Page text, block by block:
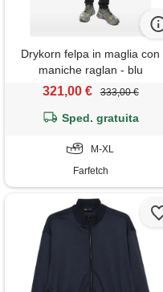
Drykorn felpa in maglia con
maniche raglan - blu
321,00 € 333,00 €
Sped. gratuita
M-XL
Farfetch